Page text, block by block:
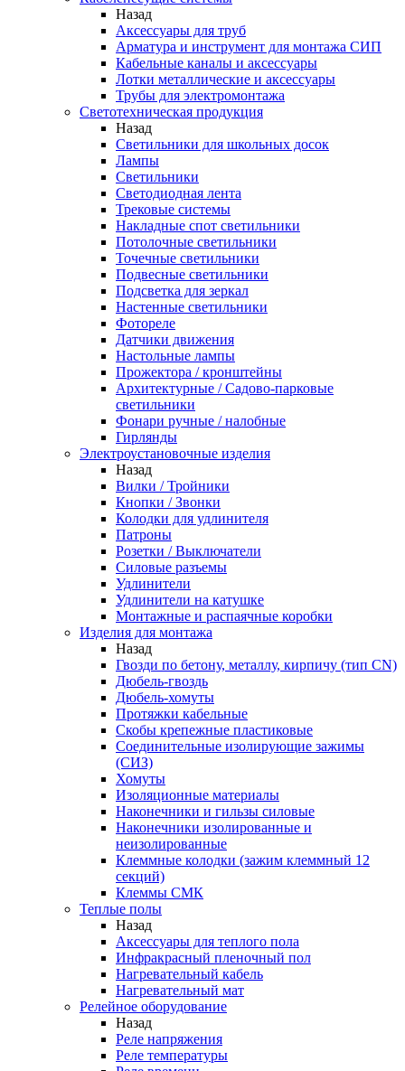
Назад
Аксессуары для труб
Арматура и инструмент для монтажа СИП
Кабельные каналы и аксессуары
Лотки металлические и аксессуары
Трубы для электромонтажа
Светотехническая продукция
Назад
Светильники для школьных досок
Лампы
Светильники
Светодиодная лента
Трековые системы
Накладные спот светильники
Потолочные светильники
Точечные светильники
Подвесные светильники
Подсветка для зеркал
Настенные светильники
Фотореле
Датчики движения
Настольные лампы
Прожектора / кронштейны
Архитектурные / Садово-парковые
светильники
Фонари ручные / налобные
Гирлянды
Электроустановочные изделия
Назад
Вилки / Тройники
Кнопки / Звонки
Колодки для удлинителя
Патроны
Розетки / Выключатели
Силовые разъемы
Удлинители
Удлинители на катушке
Монтажные и распаячные коробки
Изделия для монтажа
Назад
Гвозди по бетону, металлу, кирпичу (тип CN)
Дюбель-гвоздь
Дюбель-хомуты
Протяжки кабельные
Скобы крепежные пластиковые
Соединительные изолирующие зажимы
(СИЗ)
Хомуты
Изоляционные материалы
Наконечники и гильзы силовые
Наконечники изолированные и
неизолированные
Клеммные колодки (зажим клеммный 12
секций)
Клеммы СМК
Теплые полы
Назад
Аксессуары для теплого пола
Инфракрасный пленочный пол
Нагревательный кабель
Нагревательный мат
Релейное оборудование
Назад
Реле напряжения
Реле температуры